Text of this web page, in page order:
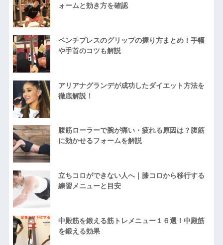
ォームと効き方を確認
ベンチプレスのグリップの握り方まとめ！手幅
や手首のコツも解説
アリアナグランデが成功したダイエット方法を
徹底解説！
腹筋ローラーで腕が痛い・疲れる原因は？腹筋
に効かせるフォームを解説
立ちコロができない人へ｜膝コロから移行する
練習メニューと目安
中殿筋を鍛える筋トレメニュー１６選！中殿筋
を鍛える効果